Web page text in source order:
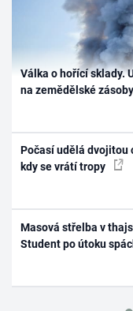
Válka o hořící sklady.
na zemědělské zásoby
Počasí udělá dvojitou
kdy se vrátí tropy
Masová střelba v
Student po útoku